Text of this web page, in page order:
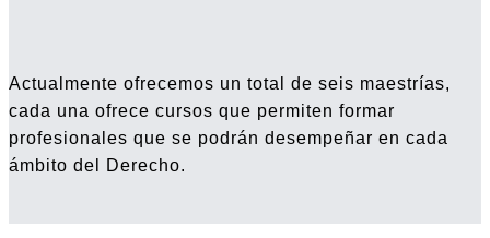
Actualmente ofrecemos un total de seis maestrías,
cada una ofrece cursos que permiten formar
profesionales que se podrán desempeñar en cada
ámbito del Derecho.